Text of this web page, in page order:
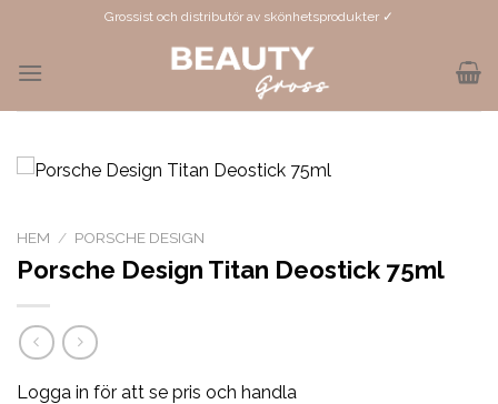
content
Grossist och distributör av skönhetsprodukter ✓
HEM / PORSCHE DESIGN
Porsche Design Titan Deostick 75ml
Logga in för att se pris och handla